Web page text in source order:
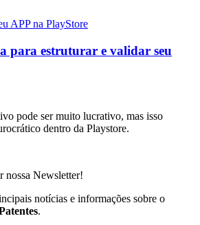
para estruturar e validar seu
pode ser muito lucrativo, mas isso
dentro da Playstore.
nossa Newsletter!
notícias e informações sobre o
.